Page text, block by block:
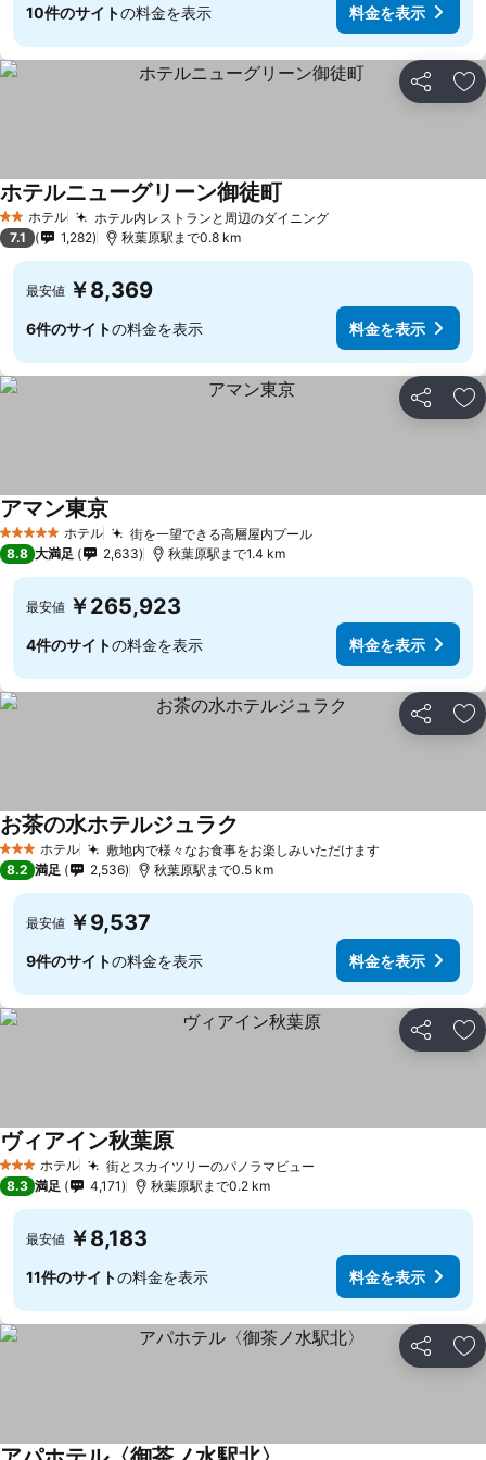
10件のサイトの料金を表示 料金を表示
シェア お
2 ホテルのランク
ホテル ホテル内レストランと周辺のダイニング
ホテルニューグリーン御徒町
7.1 1,282 秋葉原駅まで0.8 km
最安値 ￥8,369
6件のサイトの料金を表示 料金を表示
シェア お
5 ホテルのランク
ホテル 街を一望できる高層屋内プール
アマン東京
8.8 大満足 2,633 秋葉原駅まで1.4 km
最安値 ￥265,923
4件のサイトの料金を表示 料金を表示
シェア お
3 ホテルのランク
ホテル 敷地内で様々なお食事をお楽しみいただけます
お茶の水ホテルジュラク
8.2 満足 2,536 秋葉原駅まで0.5 km
最安値 ￥9,537
9件のサイトの料金を表示 料金を表示
シェア お
3 ホテルのランク
ホテル 街とスカイツリーのパノラマビュー
ヴィアイン秋葉原
8.3 満足 4,171 秋葉原駅まで0.2 km
最安値 ￥8,183
11件のサイトの料金を表示 料金を表示
シェア お